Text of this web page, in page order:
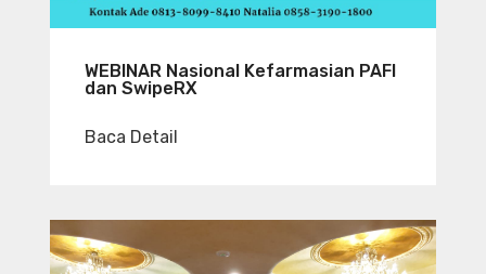
WEBINAR Nasional Kefarmasian PAFI
dan SwipeRX
Baca Detail